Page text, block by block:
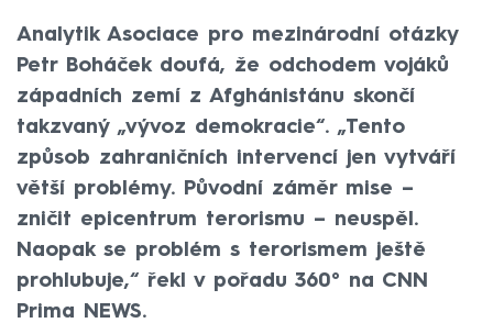
Analytik Asociace pro mezinárodní otázky
Petr Boháček doufá, že odchodem vojáků
západních zemí z Afghánistánu skončí
takzvaný „vývoz demokracie“. „Tento
způsob zahraničních intervencí jen vytváří
větší problémy. Původní záměr mise –
zničit epicentrum terorismu – neuspěl.
Naopak se problém s terorismem ještě
prohlubuje,“ řekl v pořadu 360° na CNN
Prima NEWS.